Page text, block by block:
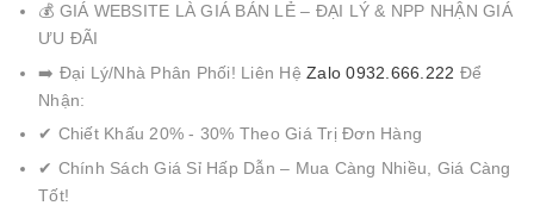
💰 GIÁ WEBSITE LÀ GIÁ BÁN LẺ – ĐẠI LÝ & NPP NHẬN GIÁ
ƯU ĐÃI
➡️ Đại Lý/Nhà Phân Phối! Liên Hệ Zalo 0932.666.222 Để
Nhận:
✔ Chiết Khấu 20% - 30% Theo Giá Trị Đơn Hàng
✔ Chính Sách Giá Sỉ Hấp Dẫn – Mua Càng Nhiều, Giá Càng
Tốt!